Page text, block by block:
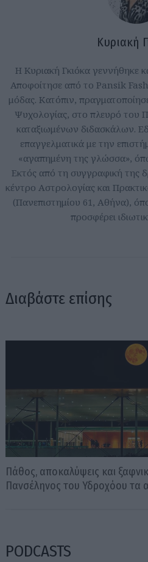
Κυριακή
Η Κυριακή Γκιόκα γεννήθηκε
Αποφοίτησε από τo Pansik
μόδας. Κατόπιν,
Ψυχολογίας, στο πλευρό του
καταξιωμένων διδασκάλων.
επαγγελματικά με την
«αγαπημένη της γλώσσα»,
Εκτός από τη συγγραφική της
κέντρο Αστρολογίας και
(Πανεπιστημίου 61, Αθήνα),
προσφέρει
Διαβάστε επίσης
Πάθος, αποκαλύψεις και
Πανσέληνος του Υδροχόου τα
PODCASTS